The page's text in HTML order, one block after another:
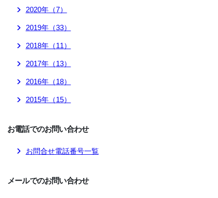
2020年（7）
2019年（33）
2018年（11）
2017年（13）
2016年（18）
2015年（15）
お電話でのお問い合わせ
お問合せ電話番号一覧
メールでのお問い合わせ